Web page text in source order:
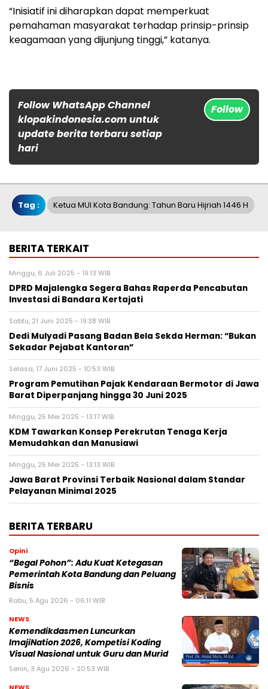
“Inisiatif ini diharapkan dapat memperkuat
pemahaman masyarakat terhadap prinsip-prinsip
keagamaan yang dijunjung tinggi,” katanya.
Follow WhatsApp Channel
klopakindonesia.com untuk
update berita terbaru setiap
hari
Follow
Tag : Ketua MUI Kota Bandung: Tahun Baru Hijriah 1446 H
BERITA TERKAIT
Minggu, 6 Juli 2025 - 19:13 WIB
DPRD Majalengka Segera Bahas Raperda Pencabutan
Investasi di Bandara Kertajati
Sabtu, 21 Juni 2025 - 19:38 WIB
Dedi Mulyadi Pasang Badan Bela Sekda Herman: “Bukan
Sekadar Pejabat Kantoran”
Selasa, 17 Juni 2025 - 10:53 WIB
Program Pemutihan Pajak Kendaraan Bermotor di Jawa
Barat Diperpanjang hingga 30 Juni 2025
Minggu, 25 Mei 2025 - 13:17 WIB
KDM Tawarkan Konsep Perekrutan Tenaga Kerja
Memudahkan dan Manusiawi
Minggu, 25 Mei 2025 - 13:13 WIB
Jawa Barat Provinsi Terbaik Nasional dalam Standar
Pelayanan Minimal 2025
BERITA TERBARU
Opini
“Begal Pohon”: Adu Kuat Ketegasan
Pemerintah Kota Bandung dan Peluang
Bisnis
Rabu, 5 Agu 2026 - 06:11 WIB
NEWS
Kemendikdasmen Luncurkan
ImajiNation 2026, Kompetisi Koding
Visual Nasional untuk Guru dan Murid
Senin, 3 Agu 2026 - 20:53 WIB